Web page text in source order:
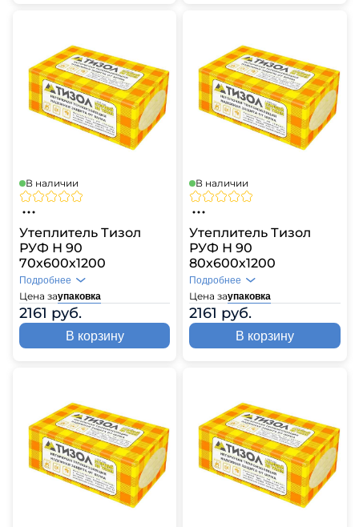
В наличии
Утеплитель Тизол
РУФ Н 90
70х600х1200
Цена заупаковка
2161 руб.
Подробнее
В корзину
В наличии
Утеплитель Тизол
РУФ Н 90
80х600х1200
Цена заупаковка
2161 руб.
Подробнее
В корзину